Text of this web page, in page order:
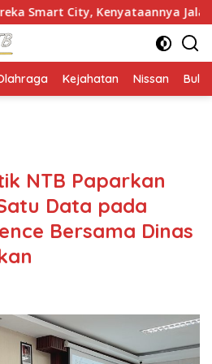
Jalan Praya Timur
Kejahatan Nissan
NTB Paparkan
Data pada
Bersama Dinas